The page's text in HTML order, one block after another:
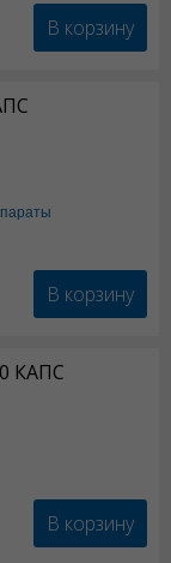
В корзину
В корзину
КАПС
В корзину